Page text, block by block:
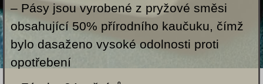
– Pásy jsou vyrobené z pryžové směsi
obsahující 50% přírodního kaučuku, čímž
bylo dasaženo vysoké odolnosti proti
opotřebení